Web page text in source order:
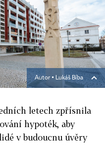
Autor ▪ Lukáš Bíba
letech zpřísnila
hypoték, aby
v budoucnu úvěry